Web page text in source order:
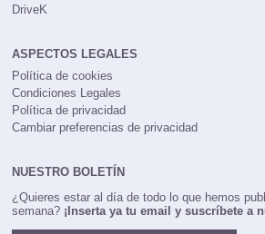
DriveK
ASPECTOS LEGALES
Política de cookies
Condiciones Legales
Política de privacidad
Cambiar preferencias de privacidad
NUESTRO BOLETÍN
¿Quieres estar al día de todo lo que hemos
semana? ¡Inserta ya tu email y suscríbete a